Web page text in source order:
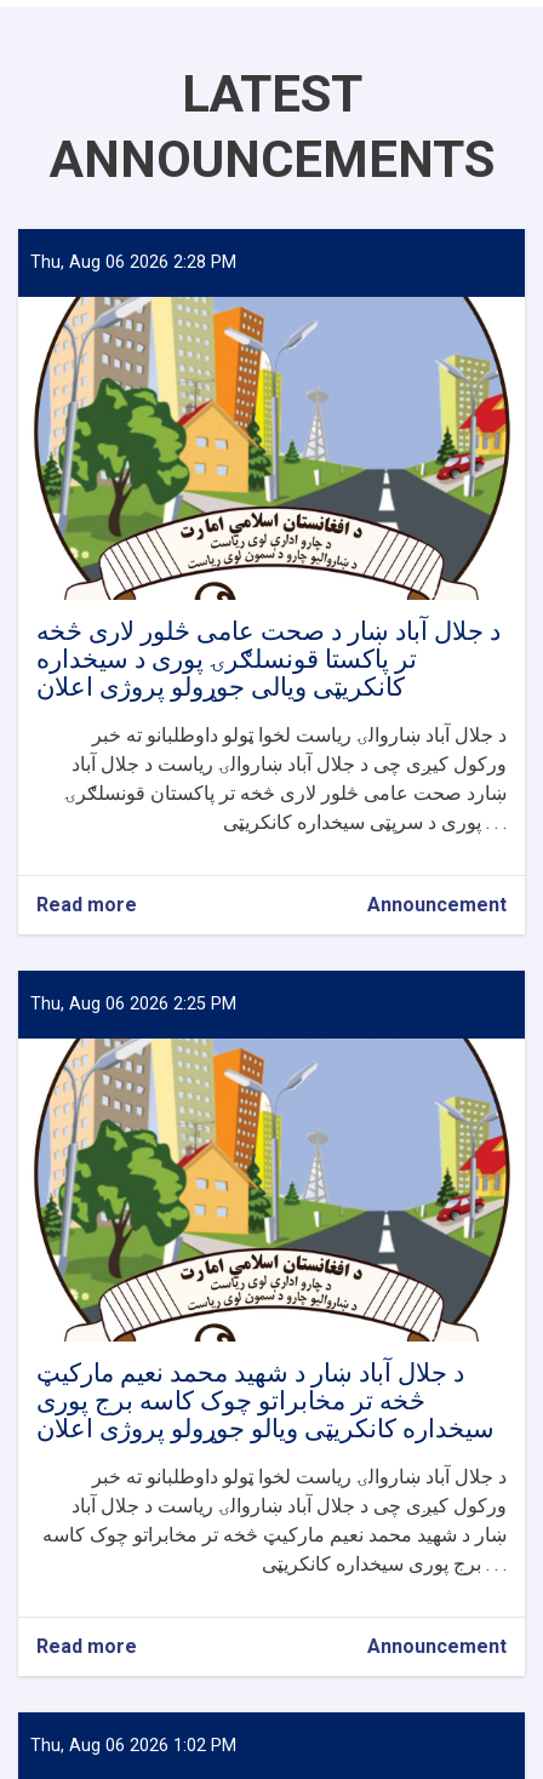
LATEST
ANNOUNCEMENTS
Thu, Aug 06 2026 2:28 PM
د جلال آباد ښار د صحت عامی څلور لاری څخه
تر پاکستا قونسلګرۍ پوری د سیخداره
کانکریټی ویالی جوړولو پروژی اعلان
د جلال آباد ښاروالۍ ریاست لخوا ټولو داوطلبانو ته خبر
ورکول کیږی چی د جلال آباد ښاروالۍ ریاست د جلال آباد
ښارد صحت عامی څلور لاری څخه تر پاکستان قونسلګرۍ
پوری د سرپټی سیخداره کانکریټی . . .
Read more
د
آباد
ښار
صحت
عامی
څلور
لاری
څخه
تر
پاکستا
قونسلګرۍ
پوری
د
سیخداره
کانکریټی
جوړولو
پروژی
اعلان
Announcement
Thu, Aug 06 2026 2:25 PM
د جلال آباد ښار د شهید محمد نعیم مارکیټ
څخه تر مخابراتو چوک کاسه برج پوری
سیخداره کانکریټی ویالو جوړولو پروژی اعلان
د جلال آباد ښاروالۍ ریاست لخوا ټولو داوطلبانو ته خبر
ورکول کیږی چی د جلال آباد ښاروالۍ ریاست د جلال آباد
ښار د شهید محمد نعیم مارکیټ څخه تر مخابراتو چوک کاسه
برج پوری سیخداره کانکریټی . . .
Read more
د
آباد
ښار
Announcement
Thu, Aug 06 2026 1:02 PM